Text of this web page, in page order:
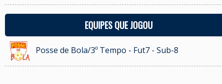
EQUIPES QUE JOGOU
Posse de Bola/3º Tempo - Fut7 - Sub-8